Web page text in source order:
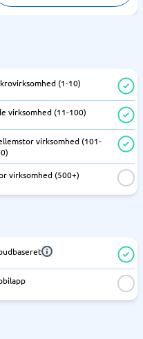
(1-10)
virksomhed (11-100)
virksomhed (101-
virksomhed (500+)